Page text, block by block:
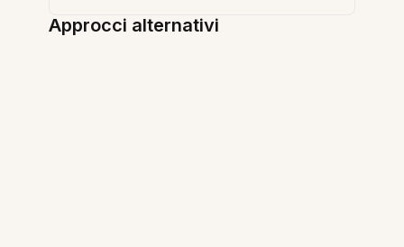
Approcci alternativi